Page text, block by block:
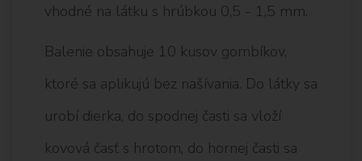
vhodné na látku s hrúbkou 0,5 - 1,5 mm.
Balenie obsahuje 10 kusov gombíkov,
ktoré sa aplikujú bez našívania. Do látky sa
urobí dierka, do spodnej časti sa vloží
kovová časť s hrotom, do hornej časti sa